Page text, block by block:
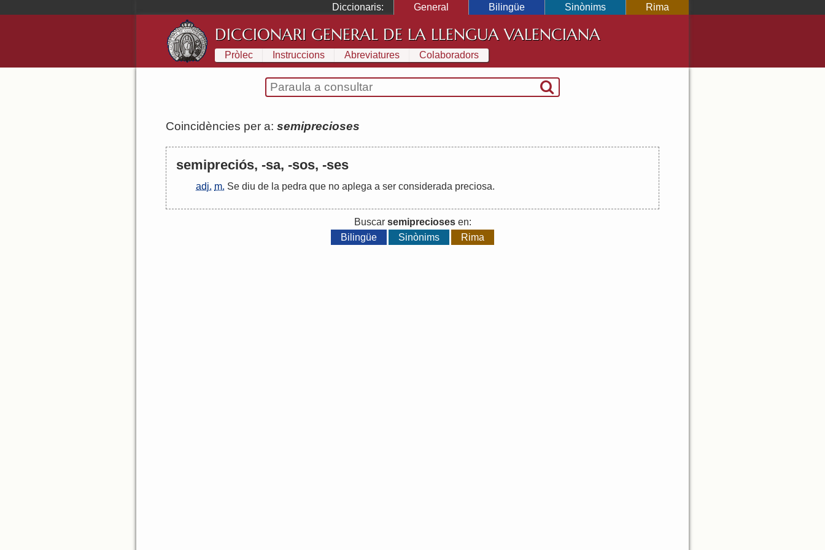
Diccionaris: General Bilingüe Sinònims Rima
DICCIONARI GENERAL DE LA LLENGUA VALENCIANA
Pròlec Instruccions Abreviatures Colaboradors
Coincidències per a: semiprecioses
semipreciós, -sa, -sos, -ses
adj. m. Se diu de la pedra que no aplega a ser considerada preciosa.
Buscar semipreciosesen:
Bilingüe
Sinònims Rima